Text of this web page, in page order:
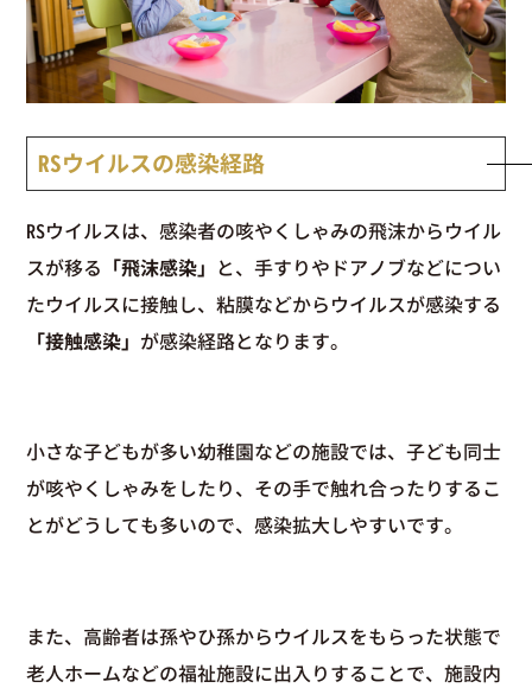
RSウイルスの感染経路
RSウイルスは、感染者の咳やくしゃみの飛沫からウイル
スが移る 「飛沫感染」 と、手すりやドアノブなどについ
たウイルスに接触し、粘膜などからウイルスが感染する
「接触感染」 が感染経路となります。
小さな子どもが多い幼稚園などの施設では、子ども同士
が咳やくしゃみをしたり、その手で触れ合ったりするこ
とがどうしても多いので、感染拡大しやすいです。
また、高齢者は孫やひ孫からウイルスをもらった状態で
老人ホームなどの福祉施設に出入りすることで、施設内